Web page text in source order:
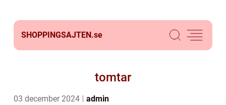
SHOPPINGSAJTEN.se
tomtar
03 december 2024 admin